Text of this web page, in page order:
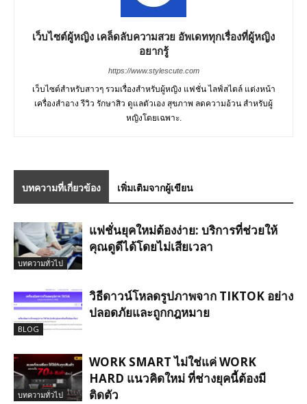
เว็บไซต์ผู้หญิง เคล็ดลับความสวย อัพเดททุกเรื่องที่ผู้หญิง
อยากรู้
https://www.stylescute.com
เว็บไซต์สำหรับสาวๆ รวมเรื่องสำหรับผู้หญิง แฟชั่น ไลฟ์สไตล์ แต่งหน้า
เครื่องสำอาง รีวิว รักษาสิว ดูแลตัวเอง สุขภาพ ลดความอ้วน สำหรับผู้
หญิงโดยเฉพาะ.
บทความที่เกี่ยวข้อง เพิ่มเติมจากผู้เขียน
บทความทั่วไป
แฟชั่นยุคใหม่ต้องง่าย: บริการที่ช่วยให้
คุณดูดีได้โดยไม่เสียเวลา
BLOG
วิธีดาวน์โหลดรูปภาพจาก TIKTOK อย่าง
ปลอดภัยและถูกกฎหมาย
บทความทั่วไป
WORK SMART ไม่ใช่แค่ WORK
HARD แนวคิดใหม่ ที่ช่างยุคนี้ต้องมี
ติดตัว